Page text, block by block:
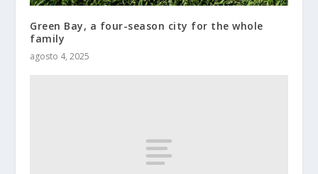
Green Bay, a four-season city for the whole
family
agosto 4, 2025